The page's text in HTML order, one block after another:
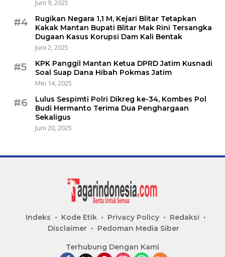
Juni 9, 2025
#4
Rugikan Negara 1,1 M, Kejari Blitar Tetapkan
Kakak Mantan Bupati Blitar Mak Rini Tersangka
Dugaan Kasus Korupsi Dam Kali Bentak
Juni 2, 2025
#5
KPK Panggil Mantan Ketua DPRD Jatim Kusnadi
Soal Suap Dana Hibah Pokmas Jatim
Mei 14, 2025
#6
Lulus Sespimti Polri Dikreg ke-34, Kombes Pol
Budi Hermanto Terima Dua Penghargaan
Sekaligus
Juni 20, 2025
Indeks Kode Etik Privacy Policy
Redaksi
Disclaimer
Pedoman Media Siber
Terhubung Dengan Kami